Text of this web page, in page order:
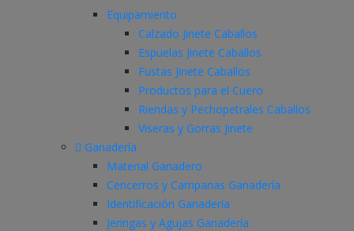
Equipamiento
Calzado Jinete Caballos
Espuelas Jinete Caballos
Fustas Jinete Caballos
Productos para el Cuero
Riendas y Pechopetrales Caballos
Viseras y Gorras Jinete
Ganadería
Material Ganadero
Cencerros y Campanas Ganadería
Identificación Ganadería
Jeringas y Agujas Ganadería